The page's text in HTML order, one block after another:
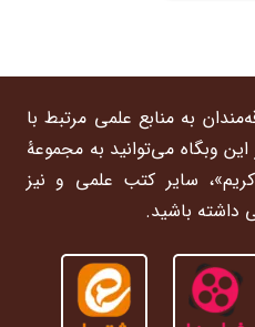
به منابع علمی مرتبط با
وبگاه می‌توانید به مجموعۀ
سایر کتب علمی و نیز
باشید.